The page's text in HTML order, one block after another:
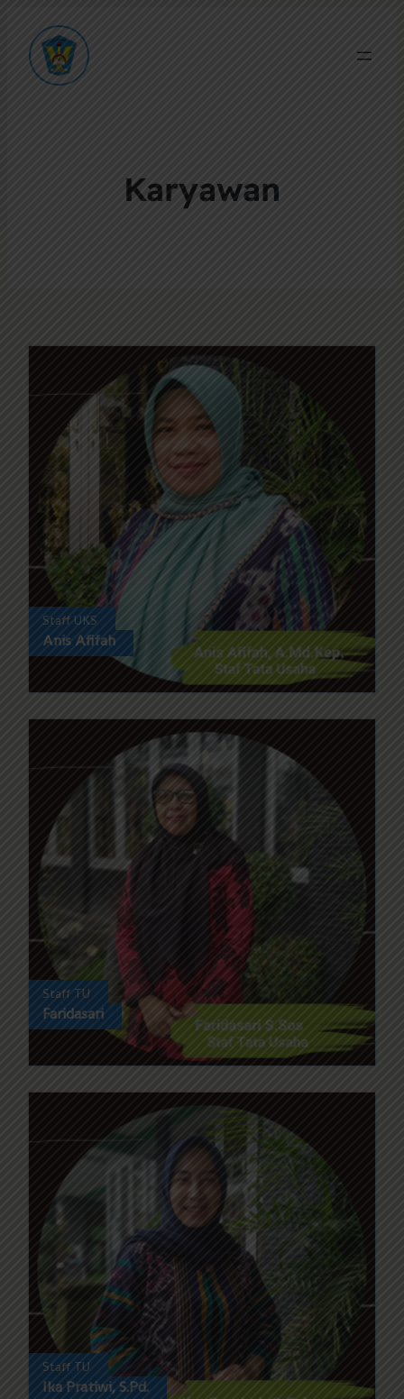
Karyawan
Staff UKS
Anis Afifah
Staff TU
Faridasari
Staff TU
Ika Pratiwi, S.Pd.